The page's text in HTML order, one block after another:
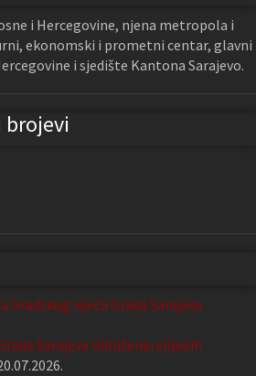
i Hercegovine, njena metropola i
ekonomski i prometni centar, glavni
i sjedište Kantona Sarajevo.
brojevi
Gradskog vijeća Grada Sarajeva
Sarajeva Udruženju slijepih